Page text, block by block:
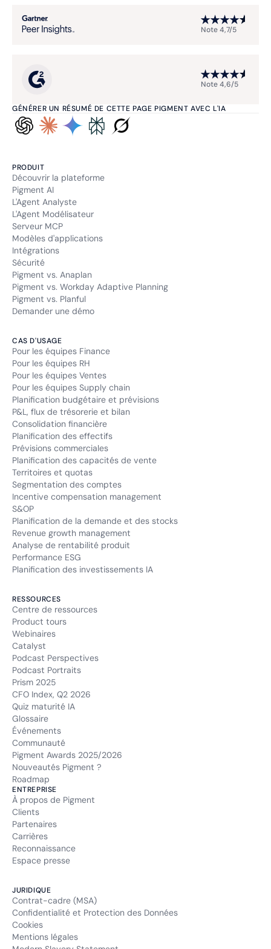
GÉNÉRER UN RÉSUMÉ DE CETTE PAGE PIGMENT AVEC L'IA
Note 4,7/5
Note 4,6/5
PRODUIT
Découvrir la plateforme
Pigment AI
L'Agent Analyste
L'Agent Modélisateur
Serveur MCP
Modèles d'applications
Intégrations
Sécurité
Pigment vs. Anaplan
Pigment vs. Workday Adaptive Planning
Pigment vs. Planful
Demander une démo
CAS D'USAGE
Pour les équipes Finance
Pour les équipes RH
Pour les équipes Ventes
Pour les équipes Supply chain
Planification budgétaire et prévisions
P&L, flux de trésorerie et bilan
Consolidation financière
Planification des effectifs
Prévisions commerciales
Planification des capacités de vente
Territoires et quotas
Segmentation des comptes
Incentive compensation management
S&OP
Planification de la demande et des stocks
Revenue growth management
Analyse de rentabilité produit
Performance ESG
Planification des investissements IA
RESSOURCES
Centre de ressources
Product tours
Webinaires
Catalyst
Podcast Perspectives
Podcast Portraits
Prism 2025
CFO Index, Q2 2026
Quiz maturité IA
Glossaire
Événements
Communauté
Pigment Awards 2025/2026
Nouveautés Pigment ?
Roadmap
ENTREPRISE
À propos de Pigment
Clients
Partenaires
Carrières
Reconnaissance
Espace presse
JURIDIQUE
Contrat-cadre (MSA)
Confidentialité et Protection des Données
Cookies
Mentions légales